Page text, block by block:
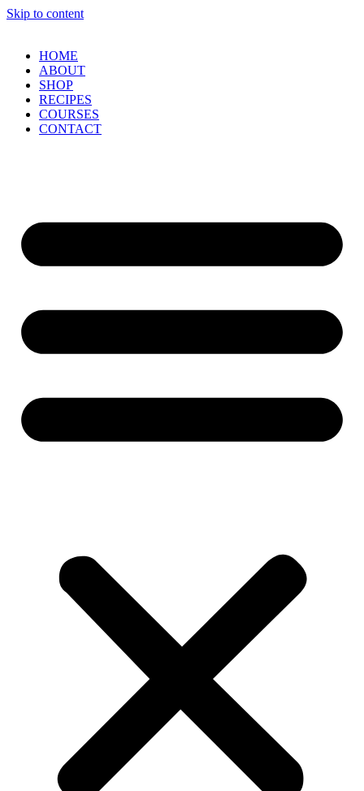
Skip to content
HOME
ABOUT
SHOP
RECIPES
COURSES
CONTACT